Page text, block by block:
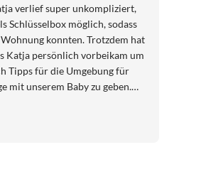
verlief super unkompliziert,
Schlüsselbox möglich, sodass
konnten. Trotzdem hat
Katja persönlich vorbeikam um
Tipps für die Umgebung für
mit unserem Baby zu geben.
die Wohnung war sauber und